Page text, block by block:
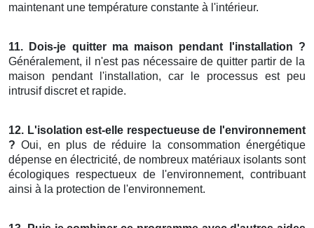
maintenant une température constante à l'intérieur.
11. Dois-je quitter ma maison pendant l'installation ?
Généralement, il n'est pas nécessaire de quitter partir de la
maison pendant l'installation, car le processus est peu
intrusif discret et rapide.
12. L'isolation est-elle respectueuse de l'environnement
? Oui, en plus de réduire la consommation énergétique
dépense en électricité, de nombreux matériaux isolants sont
écologiques respectueux de l'environnement, contribuant
ainsi à la protection de l'environnement.